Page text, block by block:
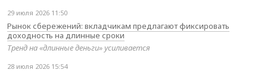
29 июля 2026 11:50
Рынок сбережений: вкладчикам предлагают фиксировать
доходность на длинные сроки
Тренд на «длинные деньги» усиливается
28 июля 2026 15:54